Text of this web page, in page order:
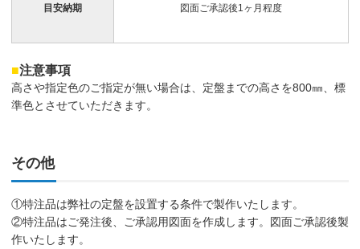
目安納期 図面ご承認後1ヶ月程度
■注意事項
高さや指定色のご指定が無い場合は、定盤までの高さを800㎜、標
準色とさせていただきます。
その他
①特注品は弊社の定盤を設置する条件で製作いたします。
②特注品はご発注後、ご承認用図面を作成します。図面ご承認後製
作いたします。